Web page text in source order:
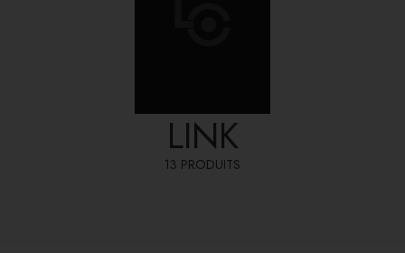
LINK
13 PRODUITS